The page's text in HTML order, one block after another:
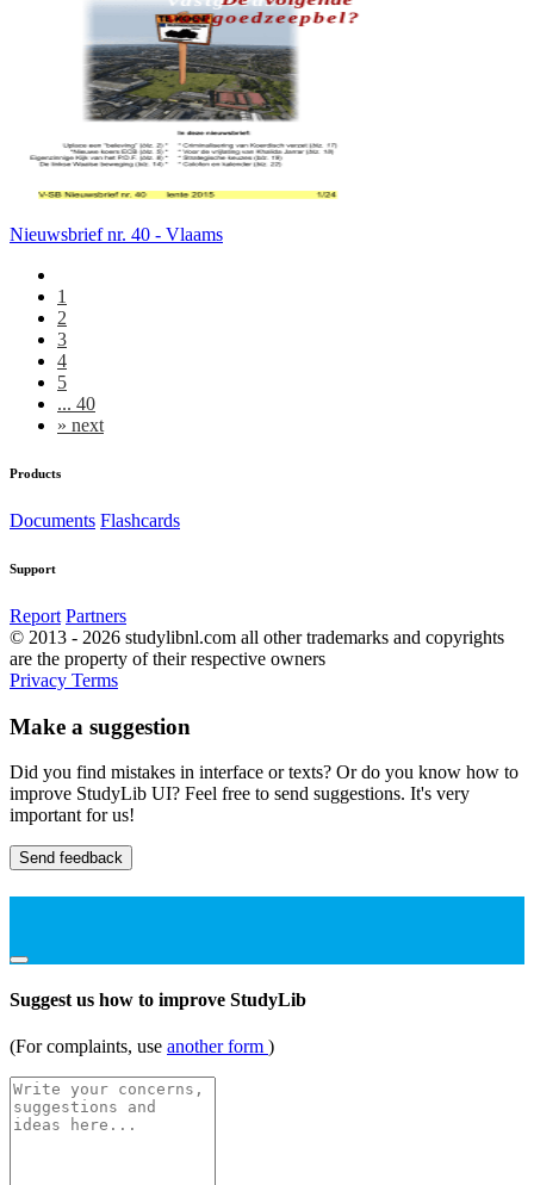
Nieuwsbrief nr. 40 - Vlaams
1
2
3
4
5
... 40
» next
Products
Documents Flashcards
Support
Report Partners
© 2013 - 2026 studylibnl.com all other trademarks and copyrights
are the property of their respective owners
Privacy Terms
Make a suggestion
Did you find mistakes in interface or texts? Or do you know how to
improve StudyLib UI? Feel free to send suggestions. It's very
important for us!
Send feedback
Suggest us how to improve StudyLib
(For complaints, use another form )